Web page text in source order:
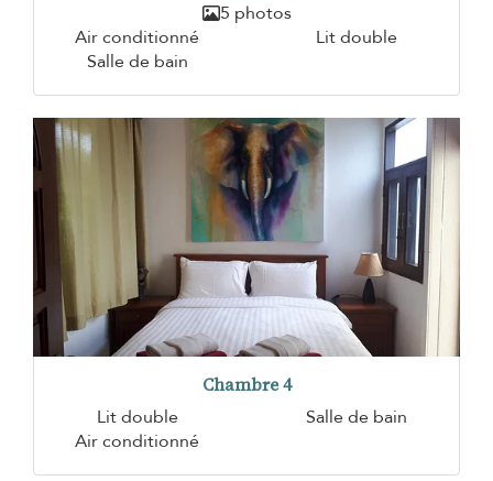
5 photos
Air conditionné
Lit double
Salle de bain
Chambre 4
Lit double
Salle de bain
Air conditionné